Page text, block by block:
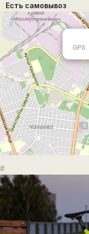
Есть самовывоз
GPS
#